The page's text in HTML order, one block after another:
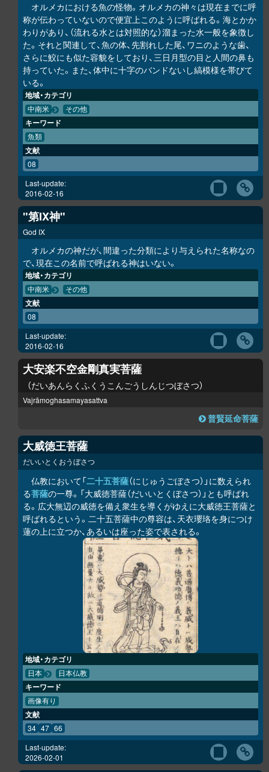
オルメカにおける魚の怪物。オルメカの神々は現在までに呼
称が伝わっていないので便宜上このように呼ばれる。海とかか
わりがあり、（流れる水とは対照的な）溜まった水一般を象徴し
た。それと関連して、魚の体、先割れした尾、ワニのような歯、
さらに鮫にも似た容貌をしており、三日月型の目と人間の鼻も
持っていた。また、体中に十字のバンドないし縞模様を帯びて
いる。
地域・カテゴリ
中南米 その他
キーワード
魚類
文献
08
Last-update:
2016-02-16
"第IX神"
God IX
オルメカの神だが、間違った分類により与えられた名称なの
で、現在この名前で呼ばれる神はいない。
地域・カテゴリ
中南米 その他
文献
08
Last-update:
2016-02-16
大安楽不空金剛真実菩薩
だいあんらくふくうこんごうしんじつぼさつ
Vajrāmoghasamayasattva
普賢延命菩薩
大威徳王菩薩
だいいとくおうぼさつ
仏教において「二十五菩薩（にじゅうごぼさつ）」に数えられ
る菩薩の一尊。「大威徳菩薩（だいいとくぼさつ）」とも呼ばれ
る。広大無辺の威徳を備え衆生を導くがゆえに大威徳王菩薩と
呼ばれるという。二十五菩薩中の尊容は、天衣瓔珞を身につけ
蓮の上に立つか、あるいは座った姿で表される。
地域・カテゴリ
日本 日本仏教
キーワード
画像有り
文献
34 47 66
Last-update:
2026-02-01